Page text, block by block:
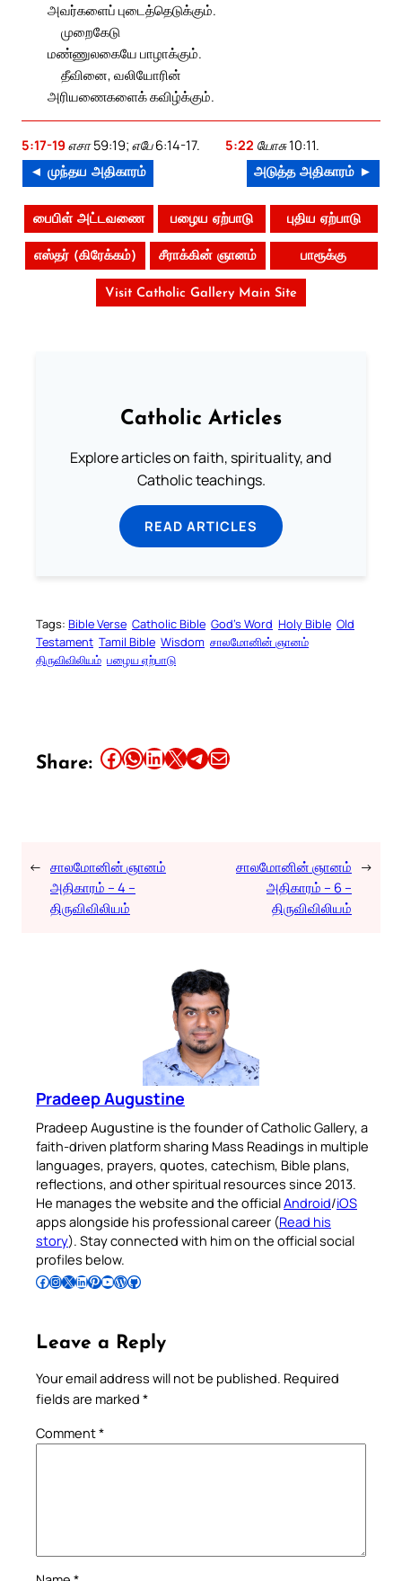
அவர்களைப் புடைத்தெடுக்கும்.
முறைகேடு
மண்ணுலகையே பாழாக்கும்.
தீவினை, வலியோரின்
அரியணைகளைக் கவிழ்க்கும்.
5:17-19 எசா 59:19; எபே 6:14-17. 5:22 யோசு 10:11.
◄ முந்தய அதிகாரம் அடுத்த அதிகாரம் ►
பைபிள் அட்டவணை பழைய ஏற்பாடு புதிய ஏற்பாடு
எஸ்தர் (கிரேக்கம்) சீராக்கின் ஞானம் பாரூக்கு
Visit Catholic Gallery Main Site
Catholic Articles
Explore articles on faith, spirituality, and
Catholic teachings.
READ ARTICLES
Tags: Bible Verse Catholic Bible God’s Word Holy Bible Old
Testament Tamil Bible Wisdom சாலமோனின் ஞானம்
திருவிவிலியம் பழைய ஏற்பாடு
Share: Share this article on Facebook Share this article on WhatsApp Share this article on LinkedIn Share this article on X Share this article on TelegramEmail this Article
← சாலமோனின் ஞானம்
அதிகாரம் – 4 –
திருவிவிலியம்
சாலமோனின் ஞானம்
அதிகாரம் – 6 –
திருவிவிலியம்
→
Pradeep Augustine
Pradeep Augustine is the founder of Catholic Gallery, a
faith-driven platform sharing Mass Readings in multiple
languages, prayers, quotes, catechism, Bible plans,
reflections, and other spiritual resources since 2013.
He manages the website and the officialAndroid/iOS
apps alongside his professional career (Read his
story). Stay connected with him on the official social
profiles below.
Follow Pradeep on Facebook Follow Pradeep on InstagramFollow Pradeep on X Follow Pradeep on LinkedIn Follow Pradeep on Pinterest Subscribe to Pradeep’s Youtube Channel Follow Pradeep on WordPress Follow Pradeep on GitHub
Leave a Reply
Your email address will not be published. Required
fields are marked *
Comment*